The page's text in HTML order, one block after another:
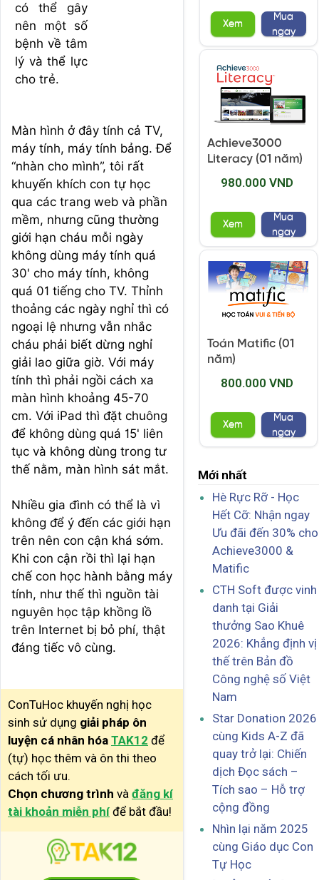
có thể gây
nên một số
bệnh về tâm
lý và thể lực
cho trẻ.
Màn hình ở đây tính cả TV,
máy tính, máy tính bảng. Để
“nhàn cho mình”, tôi rất
khuyến khích con tự học
qua các trang web và phần
mềm, nhưng cũng thường
giới hạn cháu mỗi ngày
không dùng máy tính quá
30′ cho máy tính, không
quá 01 tiếng cho TV. Thỉnh
thoảng các ngày nghỉ thì có
ngoại lệ nhưng vẫn nhắc
cháu phải biết dừng nghỉ
giải lao giữa giờ. Với máy
tính thì phải ngồi cách xa
màn hình khoảng 45-70
cm. Với iPad thì đặt chuông
để không dùng quá 15′ liên
tục và không dùng trong tư
thế nằm, màn hình sát mắt.
Nhiều gia đình có thể là vì
không để ý đến các giới hạn
trên nên con cận khá sớm.
Khi con cận rồi thì lại hạn
chế con học hành bằng máy
tính, như thế thì nguồn tài
nguyên học tập khồng lồ
trên Internet bị bỏ phí, thật
đáng tiếc vô cùng.
ConTuHoc khuyến nghị học
sinh sử dụng giải pháp ôn
luyện cá nhân hóa TAK12 để
(tự) học thêm và ôn thi theo
cách tối ưu.
Chọn chương trình và đăng kí
tài khoản miễn phí để bắt đầu!
Xem
Mua
ngay
Achieve3000
Literacy (01 năm)
980.000 VND
Xem
Mua
ngay
Toán Matific (01
năm)
800.000 VND
Xem
Mua
ngay
Mới nhất
Hè Rực Rỡ - Học
Hết Cỡ: Nhận ngay
Ưu đãi đến 30% cho
Achieve3000 &
Matific
CTH Soft được vinh
danh tại Giải
thưởng Sao Khuê
2026: Khẳng định vị
thế trên Bản đồ
Công nghệ số Việt
Nam
Star Donation 2026
cùng Kids A-Z đã
quay trở lại: Chiến
dịch Đọc sách –
Tích sao – Hỗ trợ
cộng đồng
Nhìn lại năm 2025
cùng Giáo dục Con
Tự Học